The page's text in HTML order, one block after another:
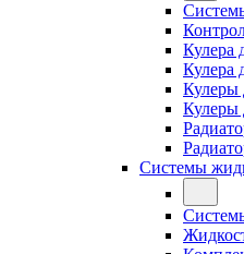
Кулера
Кулера
Кулеры
Кулеры
Системы